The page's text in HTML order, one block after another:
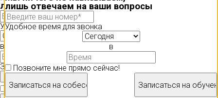
лишь отвечаем на ваши вопросы
Удобное время для звонка
в
Загрузите ваше резюме
Позвоните мне прямо сейчас!
лишь отвечаем на ваши вопросы
Удобное время для звонка
в
Позвоните мне прямо сейчас!